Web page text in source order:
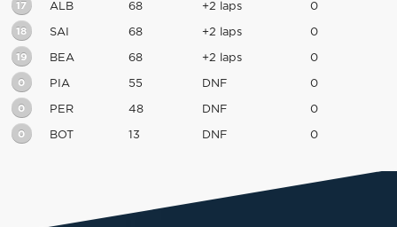
17 ALB 68 +2 laps 0
18 SAI 68 +2 laps 0
19 BEA 68 +2 laps 0
0 PIA 55 DNF 0
0 PER 48 DNF 0
0 BOT 13 DNF 0